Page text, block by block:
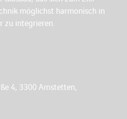
möglichst harmonisch in
zu integrieren.
4, 3300 Amstetten,